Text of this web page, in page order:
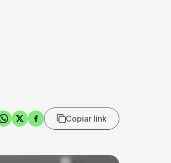
Copiar link